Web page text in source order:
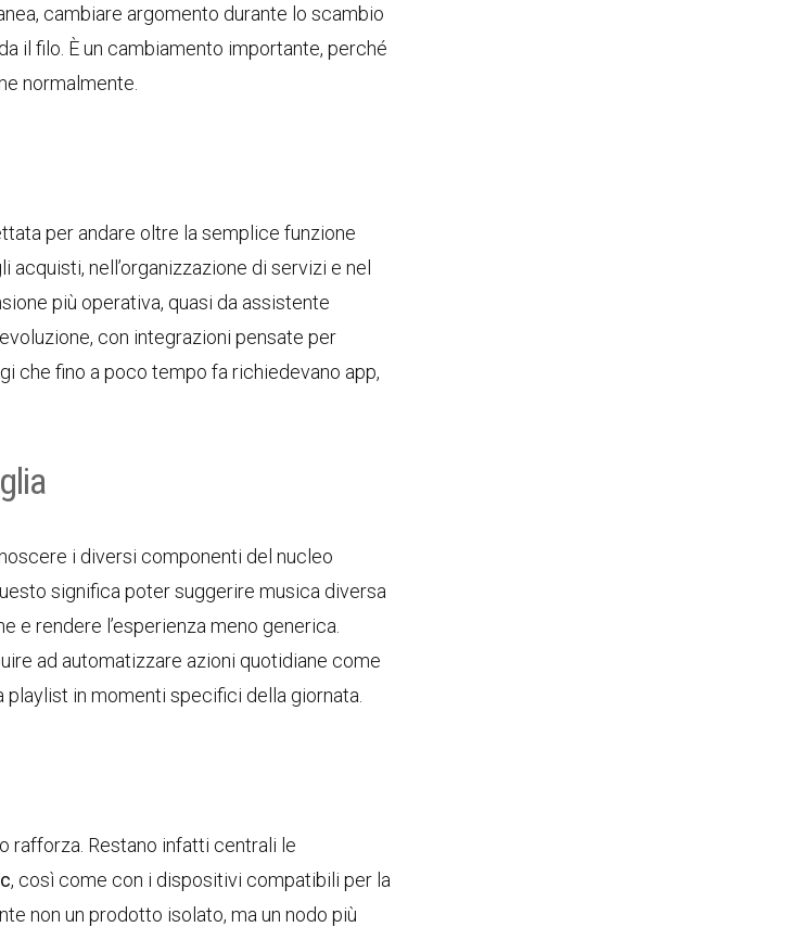
cambiare argomento durante lo scambio
il filo. È un cambiamento importante, perché
normalmente.
per andare oltre la semplice funzione
nell’organizzazione di servizi e nel
più operativa, quasi da assistente
con integrazioni pensate per
che fino a poco tempo fa richiedevano app,
i diversi componenti del nucleo
significa poter suggerire musica diversa
e rendere l’esperienza meno generica.
ad automatizzare azioni quotidiane come
playlist in momenti specifici della giornata.
rafforza. Restano infatti centrali le
, così come con i dispositivi compatibili per la
non un prodotto isolato, ma un nodo più